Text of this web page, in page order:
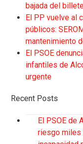
bajada del
El PP vuelve al
públicos:
mantenimiento
El PSOE
infantiles de
urgente
Recent Posts
El PSOE de
riesgo miles